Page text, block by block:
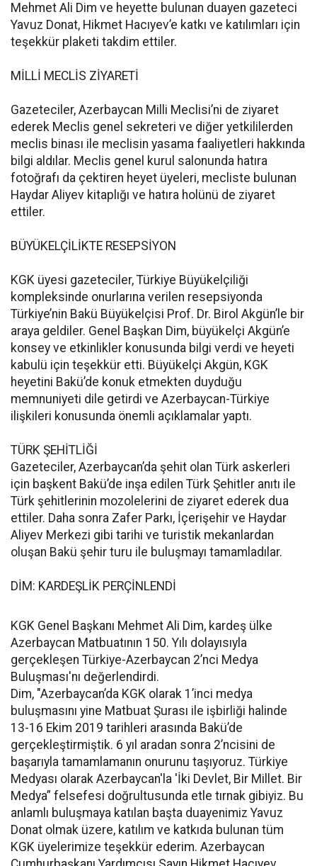
Mehmet Ali Dim ve heyette bulunan duayen gazeteci
Yavuz Donat, Hikmet Hacıyev’e katkı ve katılımları için
teşekkür plaketi takdim ettiler.
MİLLİ MECLİS ZİYARETİ
Gazeteciler, Azerbaycan Milli Meclisi’ni de ziyaret
ederek Meclis genel sekreteri ve diğer yetkililerden
meclis binası ile meclisin yasama faaliyetleri hakkında
bilgi aldılar. Meclis genel kurul salonunda hatıra
fotoğrafı da çektiren heyet üyeleri, mecliste bulunan
Haydar Aliyev kitaplığı ve hatıra holünü de ziyaret
ettiler.
BÜYÜKELÇİLİKTE RESEPSİYON
KGK üyesi gazeteciler, Türkiye Büyükelçiliği
kompleksinde onurlarına verilen resepsiyonda
Türkiye’nin Bakü Büyükelçisi Prof. Dr. Birol Akgün’le bir
araya geldiler. Genel Başkan Dim, büyükelçi Akgün’e
konsey ve etkinlikler konusunda bilgi verdi ve heyeti
kabulü için teşekkür etti. Büyükelçi Akgün, KGK
heyetini Bakü’de konuk etmekten duyduğu
memnuniyeti dile getirdi ve Azerbaycan-Türkiye
ilişkileri konusunda önemli açıklamalar yaptı.
TÜRK ŞEHİTLİĞİ
Gazeteciler, Azerbaycan’da şehit olan Türk askerleri
için başkent Bakü’de inşa edilen Türk Şehitler anıtı ile
Türk şehitlerinin mozolelerini de ziyaret ederek dua
ettiler. Daha sonra Zafer Parkı, İçerişehir ve Haydar
Aliyev Merkezi gibi tarihi ve turistik mekanlardan
oluşan Bakü şehir turu ile buluşmayı tamamladılar.
DİM: KARDEŞLİK PERÇİNLENDİ
KGK Genel Başkanı Mehmet Ali Dim, kardeş ülke
Azerbaycan Matbuatının 150. Yılı dolayısıyla
gerçekleşen Türkiye-Azerbaycan 2’nci Medya
Buluşması'nı değerlendirdi.
Dim, "Azerbaycan’da KGK olarak 1’inci medya
buluşmasını yine Matbuat Şurası ile işbirliği halinde
13-16 Ekim 2019 tarihleri arasında Bakü’de
gerçekleştirmiştik. 6 yıl aradan sonra 2’ncisini de
başarıyla tamamlamanın onurunu taşıyoruz. Türkiye
Medyası olarak Azerbaycan'la 'İki Devlet, Bir Millet. Bir
Medya” felsefesi doğrultusunda etle tırnak gibiyiz. Bu
anlamlı buluşmaya katılan başta duayenimiz Yavuz
Donat olmak üzere, katılım ve katkıda bulunan tüm
KGK üyelerimize teşekkür ederim. Azerbaycan